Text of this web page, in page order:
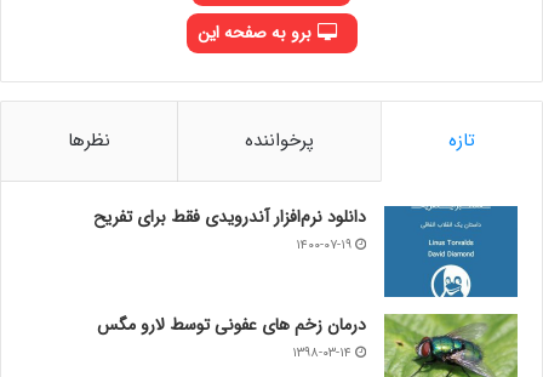
برو به صفحه این
تازه پرخواننده نظرها
دانلود نرم‌افزار آندرویدی فقط برای تفریح
۱۴۰۰-۰۷-۱۹
درمان زخم های عفونی توسط لارو مگس
۱۳۹۸-۰۳-۱۴